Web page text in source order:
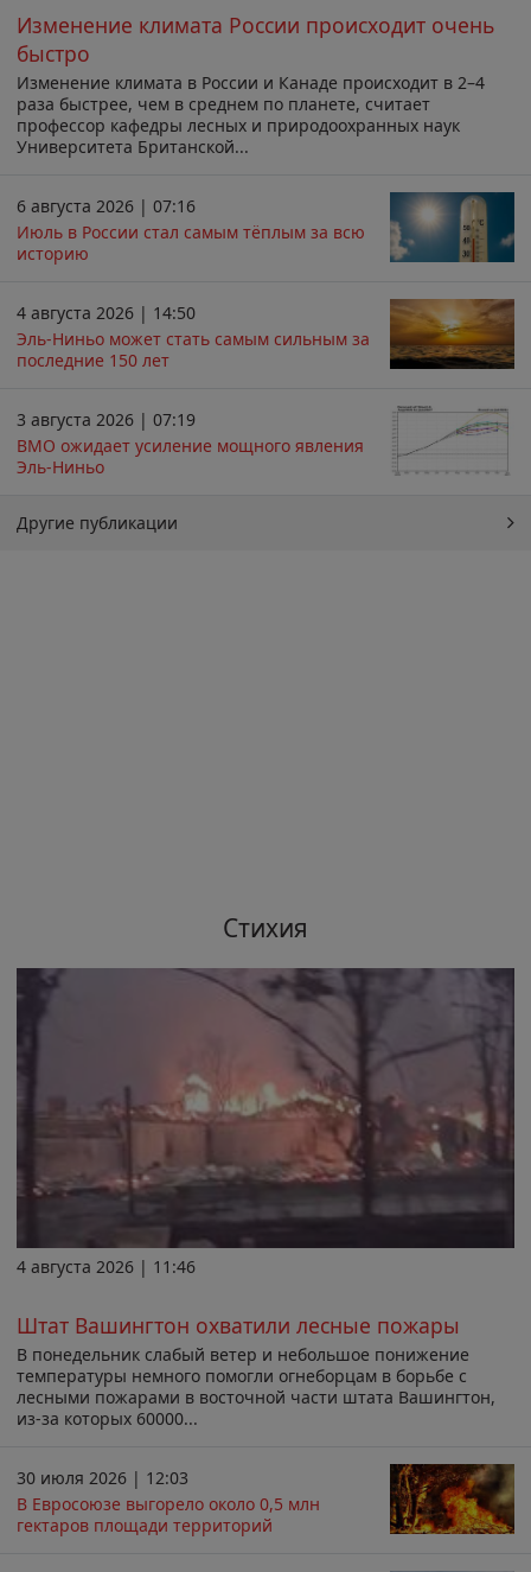
Изменение климата России происходит очень
быстро
Изменение климата в России и Канаде происходит в 2–4
раза быстрее, чем в среднем по планете, считает
профессор кафедры лесных и природоохранных наук
Университета Британской...
6 августа 2026 | 07:16
Июль в России стал самым тёплым за всю
историю
4 августа 2026 | 14:50
Эль-Ниньо может стать самым сильным за
последние 150 лет
3 августа 2026 | 07:19
ВМО ожидает усиление мощного явления
Эль-Ниньо
Другие публикации
Стихия
4 августа 2026 | 11:46
Штат Вашингтон охватили лесные пожары
В понедельник слабый ветер и небольшое понижение
температуры немного помогли огнеборцам в борьбе с
лесными пожарами в восточной части штата Вашингтон,
из-за которых 60000...
30 июля 2026 | 12:03
В Евросоюзе выгорело около 0,5 млн
гектаров площади территорий